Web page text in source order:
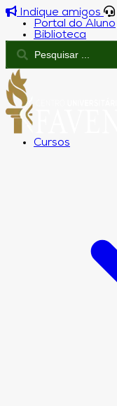
Indique amigos
Portal do Aluno
Biblioteca
Cursos